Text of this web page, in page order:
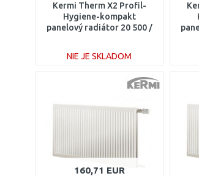
Kermi Therm X2 Profil-
Hygiene-kompakt
panelový radiátor 20 500 /
NIE JE SKLADOM
DO KOŠÍKA
Porovnať
160,71 EUR